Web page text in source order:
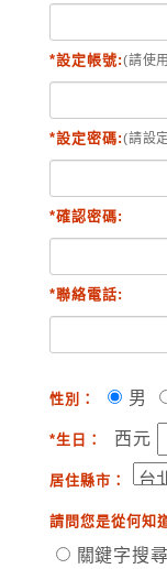
*設定帳號:(請使
*設定密碼:(請設
*確認密碼:
*聯絡電話:
性別： 男
*生日： 西元
居住縣市：
請問您是從何知
關鍵字搜